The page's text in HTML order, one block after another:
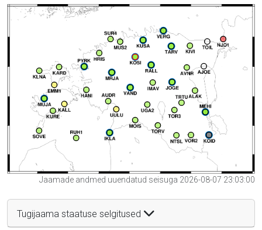
Jaamade andmed uuendatud seisuga 2026-08-07 23:03:00
Tugijaama staatuse selgitused